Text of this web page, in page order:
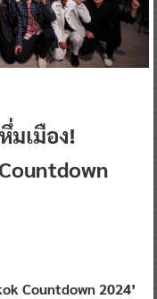
มเมือง!
Countdown 2024’